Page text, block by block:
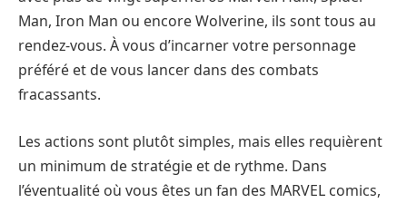
Man, Iron Man ou encore Wolverine, ils sont tous au
rendez-vous. À vous d’incarner votre personnage
préféré et de vous lancer dans des combats
fracassants.
Les actions sont plutôt simples, mais elles requièrent
un minimum de stratégie et de rythme. Dans
l’éventualité où vous êtes un fan des MARVEL comics,